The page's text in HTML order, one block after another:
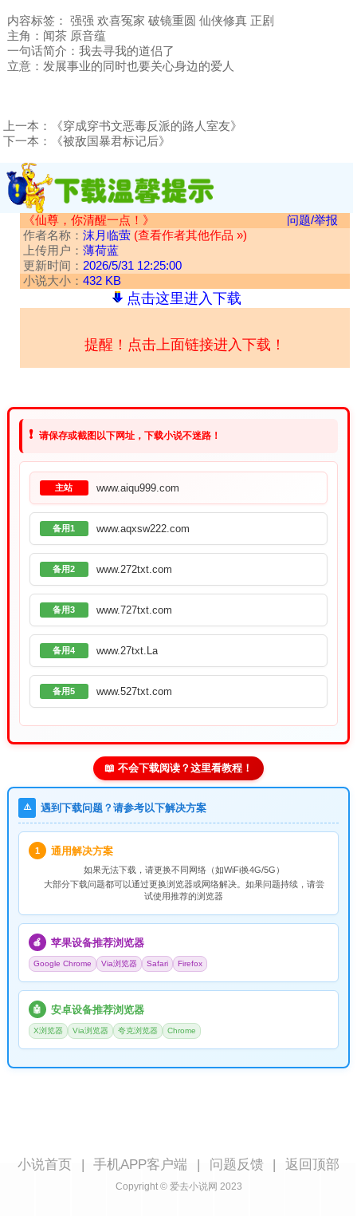
内容标签： 强强 欢喜冤家 破镜重圆 仙侠修真 正剧
主角：闻茶 原音蕴
一句话简介：我去寻我的道侣了
立意：发展事业的同时也要关心身边的爱人
上一本：
《穿成穿书文恶毒反派的路人室友》
下一本：
《被敌国暴君标记后》
《仙尊，你清醒一点！》
问题/举报
作者名称： 沫月临萤 (查看作者其他作品 »)
上传用户： 薄荷蓝
更新时间： 2026/5/31 12:25:00
小说大小： 432 KB
点击这里进入下载
提醒！点击上面链接进入下载！
❗ 请保存或截图以下网址，下载小说不迷路！
主站 www.aiqu999.com
备用1 www.aqxsw222.com
备用2 www.272txt.com
备用3 www.727txt.com
备用4 www.27txt.La
备用5 www.527txt.com
📖 不会下载阅读？这里看教程！
⚠️ 遇到下载问题？请参考以下解决方案
1 通用解决方案
如果无法下载，请更换不同网络（如WiFi换4G/5G）
大部分下载问题都可以通过更换浏览器或网络解决。如果问题持续，请尝
试使用推荐的浏览器
🍎 苹果设备推荐浏览器
Google Chrome Via浏览器 Safari Firefox
🤖 安卓设备推荐浏览器
X浏览器 Via浏览器 夸克浏览器 Chrome
小说首页 手机APP客户端 问题反馈 返回顶部
Copyright © 爱去小说网 2023